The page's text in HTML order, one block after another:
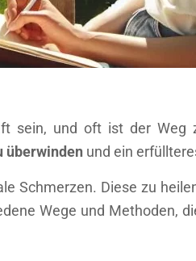
sein, und oft ist der
überwinden und ein
Schmerzen. Diese zu
Wege und Methoden,